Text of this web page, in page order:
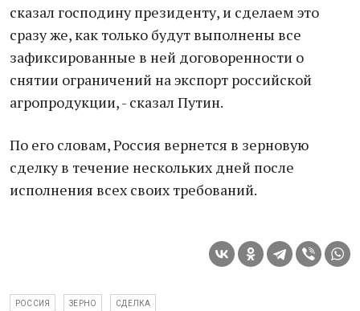
сказал господину президенту, и сделаем это
сразу же, как только будут выполнены все
зафиксированные в ней договоренности о
снятии ограничений на экспорт российской
агропродукции, - сказал Путин.
По его словам, Россия вернется в зерновую
сделку в течение нескольких дней после
исполнения всех своих требований.
РОССИЯ ЗЕРНО СДЕЛКА